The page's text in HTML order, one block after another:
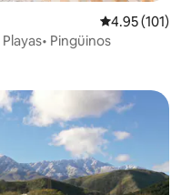
Calificación
4.95 (101)
Pingüinos
huéspedes